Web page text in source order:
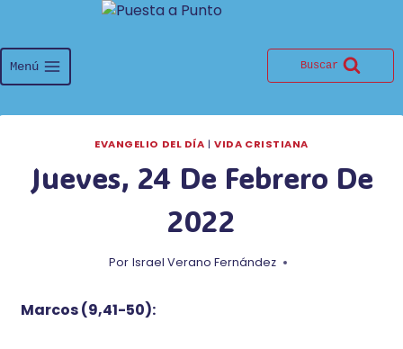
contenido
Menú Buscar
EVANGELIO DEL DÍA |VIDA CRISTIANA
Jueves, 24 De Febrero De
2022
Por Israel Verano Fernández
Marcos (9,41-50):